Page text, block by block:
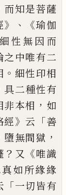
而知是菩薩
》、《瑜伽
性無因而
之中唯有二
。 細性印相
具二種性有
非本相 ， 如
經》 云 「善
墮無間獄 ，
？ 又 《唯識
如所緣緣
「一切皆有